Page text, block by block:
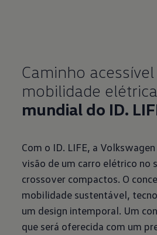
Caminho
mobilidade
mundial do ID.
Com o ID. LIFE, a
visão de um carro elétrico no
crossover compactos. O
mobilidade sustentável,
um design intemporal. Um
que será oferecida com um